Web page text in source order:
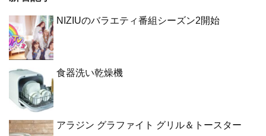
NIZIUのバラエティ番組シーズン2開始
食器洗い乾燥機
アラジン グラファイト グリル＆トースター